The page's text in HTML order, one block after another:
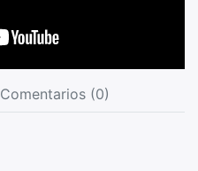
Comentarios (0)